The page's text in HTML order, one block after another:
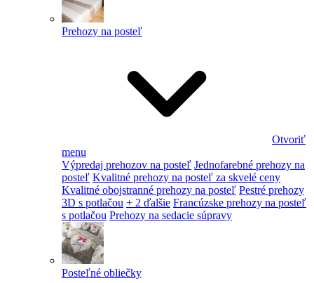
Prehozy na posteľ
Otvoriť
menu
Výpredaj prehozov na posteľ Jednofarebné prehozy na
posteľ Kvalitné prehozy na posteľ za skvelé ceny
Kvalitné obojstranné prehozy na posteľ Pestré prehozy
3D s potlačou + 2 ďalšie Francúzske prehozy na posteľ
s potlačou Prehozy na sedacie súpravy
Posteľné obliečky